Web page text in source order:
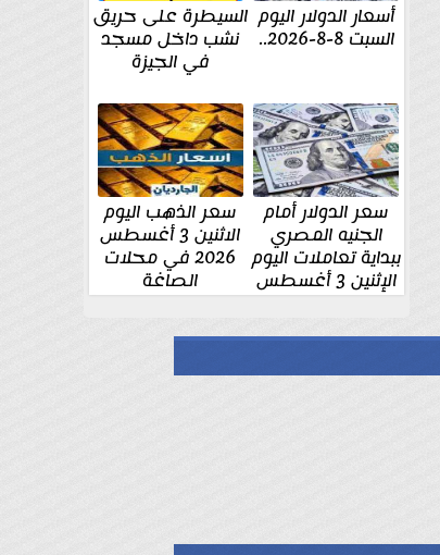
أسعار الدولار اليوم
السبت 8-8-2026..
السيطرة على حريق
نشب داخل مسجد
في الجيزة
سعر الدولار أمام
الجنيه المصري
ببداية تعاملات اليوم
الإثنين 3 أغسطس
سعر الذهب اليوم
الاثنين 3 أغسطس
2026 في محلات
الصاغة